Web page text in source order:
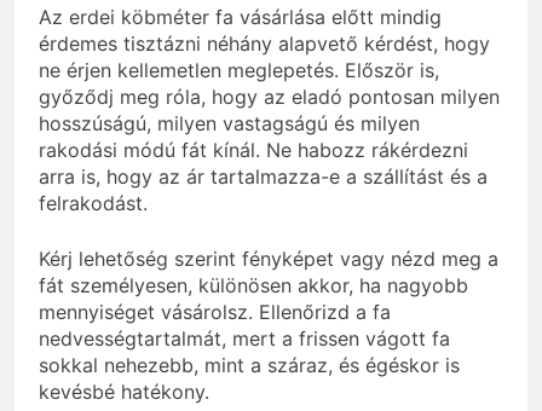
Az erdei köbméter fa vásárlása előtt mindig
érdemes tisztázni néhány alapvető kérdést, hogy
ne érjen kellemetlen meglepetés. Először is,
győződj meg róla, hogy az eladó pontosan milyen
hosszúságú, milyen vastagságú és milyen
rakodási módú fát kínál. Ne habozz rákérdezni
arra is, hogy az ár tartalmazza-e a szállítást és a
felrakodást.
Kérj lehetőség szerint fényképet vagy nézd meg a
fát személyesen, különösen akkor, ha nagyobb
mennyiséget vásárolsz. Ellenőrizd a fa
nedvességtartalmát, mert a frissen vágott fa
sokkal nehezebb, mint a száraz, és égéskor is
kevésbé hatékony.